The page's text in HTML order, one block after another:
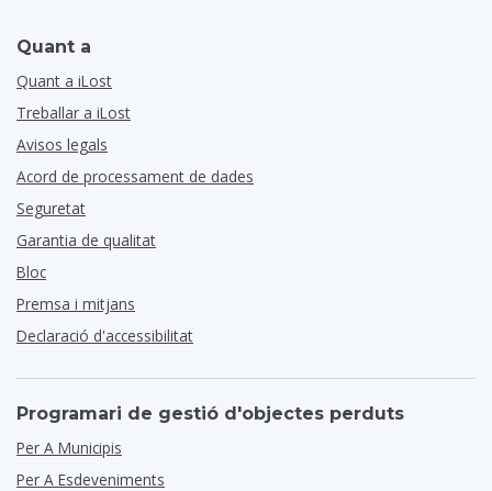
Quant a
Quant a iLost
Treballar a iLost
Avisos legals
Acord de processament de dades
Seguretat
Garantia de qualitat
Bloc
Premsa i mitjans
Declaració d'accessibilitat
Programari de gestió d'objectes perduts
Per A Municipis
Per A Esdeveniments